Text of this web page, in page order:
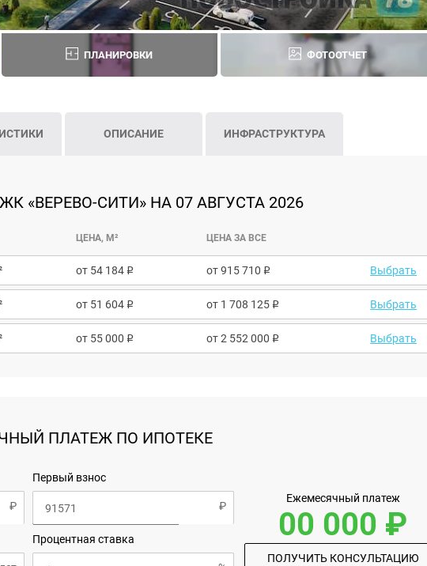
ПЛАНИРОВКИ ФОТООТЧЕТ
ОПИСАНИЕ ИНФРАСТРУКТУРА
«ВЕРЕВО-СИТИ» НА 07 АВГУСТА 2026
ЦЕНА, М² ЦЕНА ЗА ВСЕ
от 54 184 от 915 710 Выбрать
от 51 604 от 1 708 125 Выбрать
от 55 000 от 2 552 000 Выбрать
ПЛАТЕЖ ПО ИПОТЕКЕ
Первый взнос
Процентная ставка
Ежемесячный платеж
00 000 ₽
ПОЛУЧИТЬ КОНСУЛЬТАЦИЮ